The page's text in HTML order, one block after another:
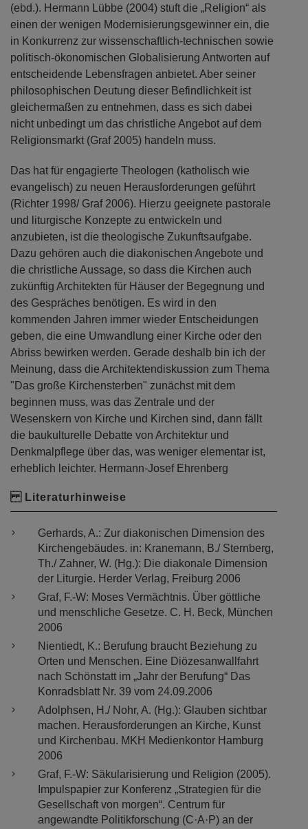
(ebd.). Hermann Lübbe (2004) stuft die „Religion“ als
einen der wenigen Modernisierungsgewinner ein, die
in Konkurrenz zur wissenschaftlich-technischen sowie
politisch-ökonomischen Globalisierung Antworten auf
entscheidende Lebensfragen anbietet. Aber seiner
philosophischen Deutung dieser Befindlichkeit ist
gleichermaßen zu entnehmen, dass es sich dabei
nicht unbedingt um das christliche Angebot auf dem
Religionsmarkt (Graf 2005) handeln muss.
Das hat für engagierte Theologen (katholisch wie
evangelisch) zu neuen Herausforderungen geführt
(Richter 1998/ Graf 2006). Hierzu geeignete pastorale
und liturgische Konzepte zu entwickeln und
anzubieten, ist die theologische Zukunftsaufgabe.
Dazu gehören auch die diakonischen Angebote und
die christliche Aussage, so dass die Kirchen auch
zukünftig Architekten für Häuser der Begegnung und
des Gespräches benötigen. Es wird in den
kommenden Jahren immer wieder Entscheidungen
geben, die eine Umwandlung einer Kirche oder den
Abriss bewirken werden. Gerade deshalb bin ich der
Meinung, dass die Architektendiskussion zum Thema
"Das große Kirchensterben" zunächst mit dem
beginnen muss, was das Zentrale und der
Wesenskern von Kirche und Kirchen sind, dann fällt
die baukulturelle Debatte von Architektur und
Denkmalpflege über das, was weniger elementar ist,
erheblich leichter. Hermann-Josef Ehrenberg
Literaturhinweise
Gerhards, A.: Zur diakonischen Dimension des
Kirchengebäudes. in: Kranemann, B./ Sternberg,
Th./ Zahner, W. (Hg.): Die diakonale Dimension
der Liturgie. Herder Verlag, Freiburg 2006
Graf, F.-W: Moses Vermächtnis. Über göttliche
und menschliche Gesetze. C. H. Beck, München
2006
Nientiedt, K.: Berufung braucht Beziehung zu
Orten und Menschen. Eine Diözesanwallfahrt
nach Schönstatt im „Jahr der Berufung“ Das
Konradsblatt Nr. 39 vom 24.09.2006
Adolphsen, H./ Nohr, A. (Hg.): Glauben sichtbar
machen. Herausforderungen an Kirche, Kunst
und Kirchenbau. MKH Medienkontor Hamburg
2006
Graf, F.-W: Säkularisierung und Religion (2005).
Impulspapier zur Konferenz „Strategien für die
Gesellschaft von morgen“. Centrum für
angewandte Politikforschung (C·A·P) an der